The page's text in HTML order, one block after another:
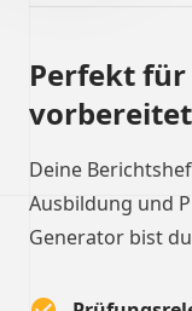
Perfekt
vorbereitet
Deine
Ausbildung und
Generator bist